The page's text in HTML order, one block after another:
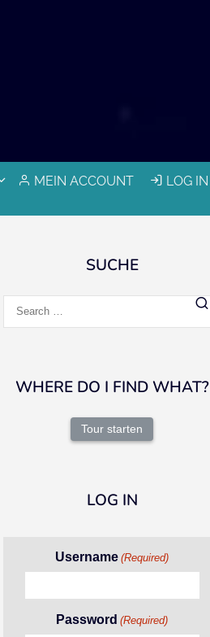
MEIN ACCOUNT LOG IN
SUCHE
for:
WHERE DO I FIND WHAT?
Tour starten
LOG IN
Username (Required)
Password (Required)